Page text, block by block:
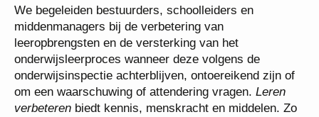
We begeleiden bestuurders, schoolleiders en
middenmanagers bij de verbetering van
leeropbrengsten en de versterking van het
onderwijsleerproces wanneer deze volgens de
onderwijsinspectie achterblijven, ontoereikend zijn of
om een waarschuwing of attendering vragen. Leren
verbeteren biedt kennis, menskracht en middelen. Zo